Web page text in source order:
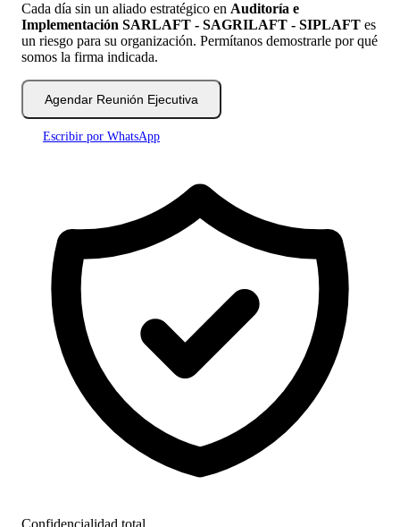
Cada día sin un aliado estratégico en Auditoría e
Implementación SARLAFT - SAGRILAFT - SIPLAFT es
un riesgo para su organización. Permítanos demostrarle por qué
somos la firma indicada.
Agendar Reunión Ejecutiva
Escribir por WhatsApp